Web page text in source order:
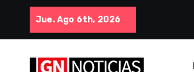
Jue. Ago 6th, 2026